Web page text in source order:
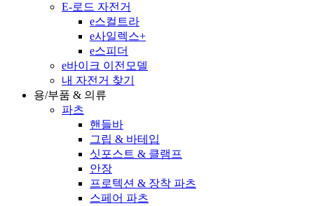
E-로드 자전거
e스컬트라
e사일렉스+
e스피더
e바이크 이전모델
내 자전거 찾기
용/부품 & 의류
파츠
핸들바
그립 & 바테입
싯포스트 & 클램프
안장
프로텍션 & 장착 파츠
스페어 파츠